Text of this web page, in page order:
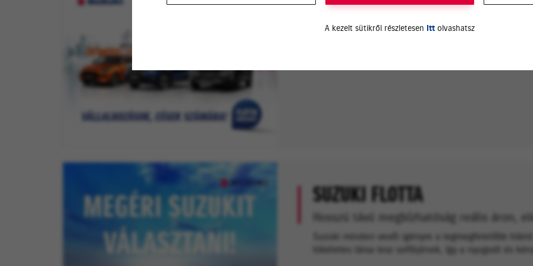
A kezelt sütikről részletesen itt olvashatsz
FLOTTAKONZULTÁCIÓ
SUZUKI FLOTTA
Hosszú távú megbízhatóság reális áron,